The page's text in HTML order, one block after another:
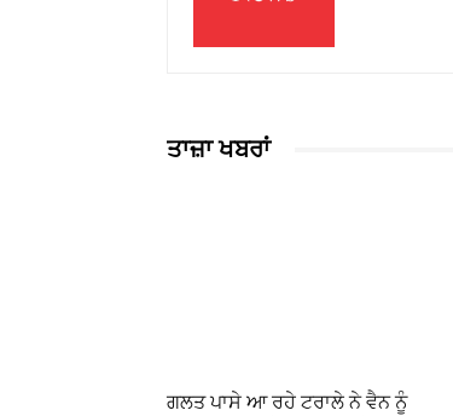
ਤਾਜ਼ਾ ਖਬਰਾਂ
ਗਲਤ ਪਾਸੇ ਆ ਰਹੇ ਟਰਾਲੇ ਨੇ ਵੈਨ ਨੂੰ